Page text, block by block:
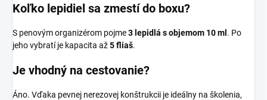
Koľko lepidiel sa zmestí do boxu?
S penovým organizérom pojme3 lepidlá s objemom 10 ml . Po
jeho vybratí je kapacita až5 fliaš.
Je vhodný na cestovanie?
Áno. Vďaka pevnej nerezovej konštrukcii je ideálny na školenia,